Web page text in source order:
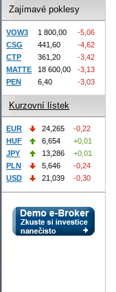
Zajímavé poklesy
VOW3 1 800,00
-5,06
CSG
441,60
-4,62
CTP
361,20
-3,42
MATTE
18 600,00
-3,13
PEN
6,40 -3,03
Kurzovní lístek
EUR 24,265
-0,22
HUF
6,654
+0,01
JPY
13,286
+0,01
PLN
5,646
-0,24
USD
21,039 -0,30